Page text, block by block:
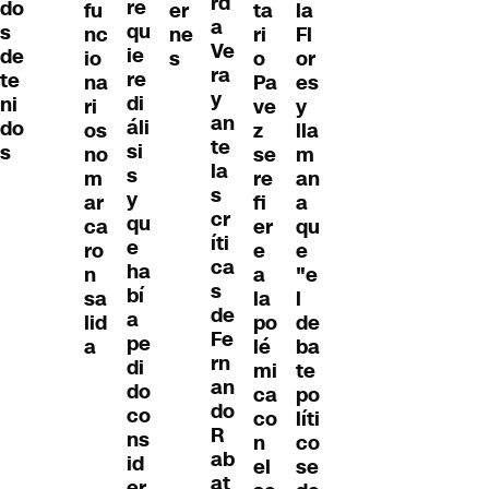
do
s
de
te
ni
do
s
fu
nc
io
na
ri
os
no
m
ar
ca
ro
n
sa
lid
a
re
qu
ie
re
di
áli
si
s
y
qu
e
ha
bí
a
pe
di
do
co
ns
id
er
ne
s
a
Ve
ra
y
an
te
la
s
cr
íti
ca
s
de
Fe
rn
an
do
R
ab
ta
ri
o
Pa
ve
z
se
re
fi
er
e
a
la
po
lé
mi
ca
co
n
el
la
Fl
or
es
y
lla
m
an
a
qu
e
"e
l
de
ba
te
po
líti
co
se